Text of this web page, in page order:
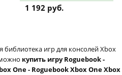
1 192 руб.
игр для консолей Xbox
купить игру Roguebook -
One - Roguebook Xbox One Xbox